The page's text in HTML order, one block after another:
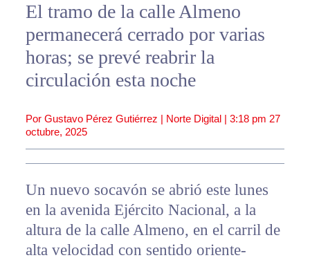
El tramo de la calle Almeno
permanecerá cerrado por varias
horas; se prevé reabrir la
circulación esta noche
Por Gustavo Pérez Gutiérrez | Norte Digital | 3:18 pm 27
octubre, 2025
Un nuevo socavón se abrió este lunes
en la avenida Ejército Nacional, a la
altura de la calle Almeno, en el carril de
alta velocidad con sentido oriente-